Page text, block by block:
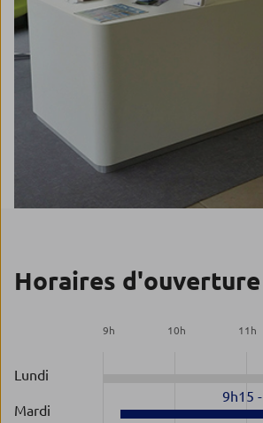
Horaires d'ouverture
9h 10h 11 h
Lundi
Mardi
9h15 -